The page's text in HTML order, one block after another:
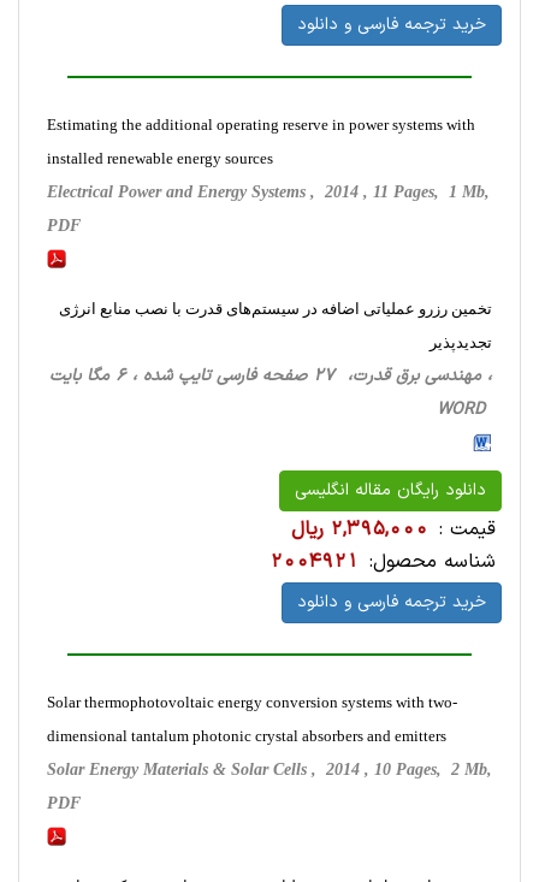
خرید ترجمه فارسی و دانلود
Estimating the additional operating reserve in power systems with
installed renewable energy sources
Electrical Power and Energy Systems , 2014 , 11 Pages, 1 Mb,
PDF
تخمین رزرو عملیاتی اضافه در سیستم‌های قدرت با نصب منابع انرژی
تجدید‌پذیر
، مهندسی برق قدرت، 27 صفحه فارسی تایپ شده ، 6 مگا بایت
WORD
دانلود رایگان مقاله انگلیسی
قیمت : 2,395,000 ریال
شناسه محصول: 2004921
خرید ترجمه فارسی و دانلود
Solar thermophotovoltaic energy conversion systems with two-
dimensional tantalum photonic crystal absorbers and emitters
Solar Energy Materials & Solar Cells , 2014 , 10 Pages, 2 Mb,
PDF